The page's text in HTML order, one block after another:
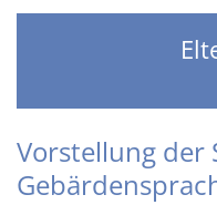
Vorstellung der